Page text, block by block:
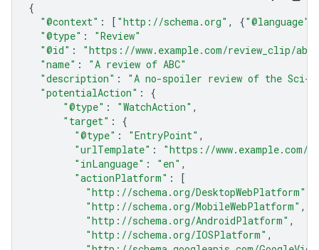
{
"@context" : [ "http://schema.org" , {"@language"
"@type" :
"Review"
"@id" :
"https://www.example.com/review_clip/abc"
"name" :
"A review of ABC"
"description" :
"A no-spoiler review of the Sci-
"potentialAction" :
{
"@type" : "WatchAction" ,
"target" :
{
"@type" : "EntryPoint" ,
"urlTemplate" :
"https://www.example.com/
"inLanguage" : "en" ,
"actionPlatform" :
[
"http://schema.org/DesktopWebPlatform"
"http://schema.org/MobileWebPlatform" ,
"http://schema.org/AndroidPlatform" ,
"http://schema.org/IOSPlatform" ,